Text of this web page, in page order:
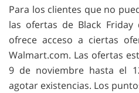
Para los clientes que no
las ofertas de Black
ofrece acceso a ciertas
Walmart.com. Las ofertas
9 de noviembre hasta el
agotar existencias. Los